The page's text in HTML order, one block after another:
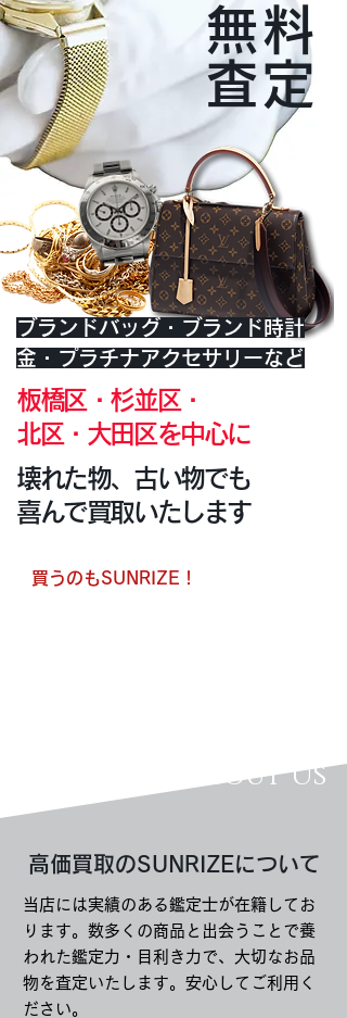
無料
査定
ブランドバッグ・ブランド時計
​金・プラチナアクセサリーなど
板橋区・杉並区・
北区・大田区を中心に
壊れた物、古い物でも
喜んで買取いたします
買うのもSUNRIZE！
About Us
​高価買取のSUNRIZEについて
当店には実績のある鑑定士が在籍してお
ります。数多くの商品と出会うことで養
われた鑑定力・目利き力で、大切なお品
物を査定いたします。安心してご利用く
ださい。